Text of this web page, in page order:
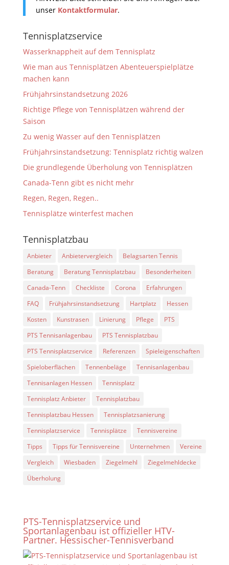
unser Kontaktformular.
Tennisplatzservice
Wasserknappheit auf dem Tennisplatz
Wie man aus Tennisplätzen Abenteuerspielplätze
machen kann
Frühjahrsinstandsetzung 2026
Richtige Pflege von Tennisplätzen während der
Saison
Zu wenig Wasser auf den Tennisplätzen
Frühjahrsinstandsetzung: Tennisplatz richtig walzen
Die grundlegende Überholung von Tennisplätzen
Canada-Tenn gibt es nicht mehr
Regen, Regen, Regen..
Tennisplätze winterfest machen
Tennisplatzbau
Anbieter Anbietervergleich
Belagsarten Tennis
Beratung
Beratung Tennisplatzbau
Besonderheiten
Canada-Tenn
Checkliste Corona
Erfahrungen
FAQ
Frühjahrsinstandsetzung Hartplatz
Hessen
Kosten
Kunstrasen Linierung Pflege
PTS
PTS Tennisanlagenbau
PTS Tennisplatzbau
PTS Tennisplatzservice
Referenzen
Spieleigenschaften
Spieloberflächen
Tennenbeläge
Tennisanlagenbau
Tennisanlagen Hessen
Tennisplatz
Tennisplatz Anbieter
Tennisplatzbau
Tennisplatzbau Hessen
Tennisplatzsanierung
Tennisplatzservice
Tennisplätze
Tennisvereine
Tipps
Tipps für Tennisvereine Unternehmen
Vereine
Vergleich
Wiesbaden Ziegelmehl
Ziegelmehldecke
Überholung
PTS-Tennisplatzservice und
Sportanlagenbau ist offizieller HTV-
Partner. Hessischer-Tennisverband